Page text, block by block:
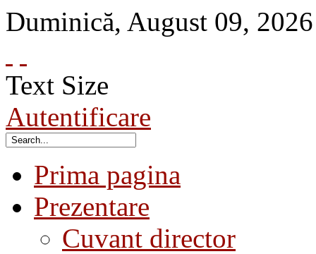
Duminică, August 09, 2026
Text Size
Autentificare
Prima pagina
Prezentare
Cuvant director